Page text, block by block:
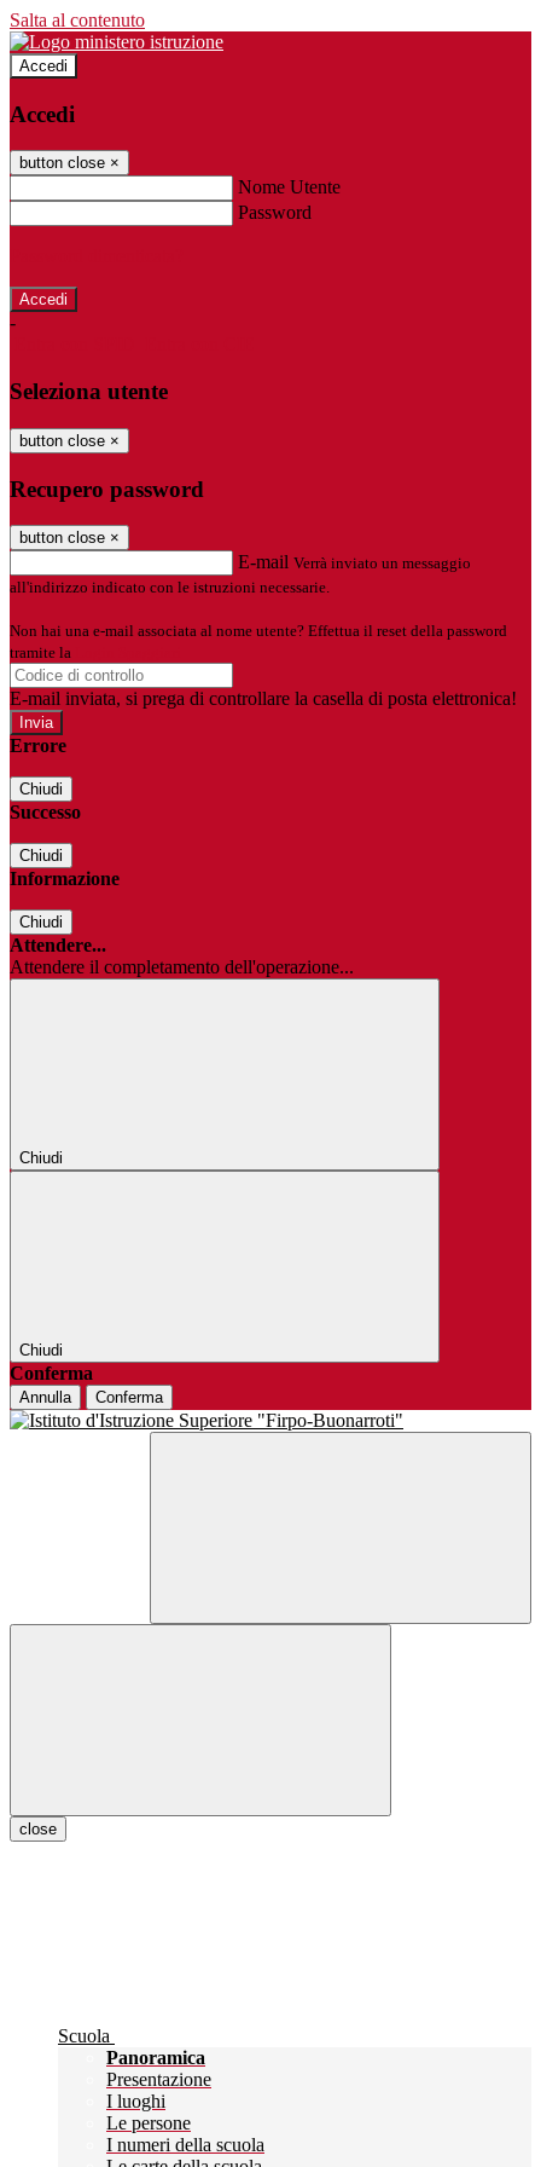
Salta al contenuto
Accedi
Accedi
button close ×
Nome Utente
Password
-
Seleziona utente
button close ×
Recupero password
button close ×
E-mail Verrà inviato un messaggio
all'indirizzo indicato con le istruzioni necessarie.
Non hai una e-mail associata al nome utente? Effettua il reset della password
tramite la
E-mail inviata, si prega di controllare la casella di posta elettronica!
Errore
Chiudi
Successo
Chiudi
Informazione
Chiudi
Attendere...
Attendere il completamento dell'operazione...
Chiudi
Chiudi
Conferma
Annulla Conferma
close
Scuola
Panoramica
Presentazione
I luoghi
Le persone
I numeri della scuola